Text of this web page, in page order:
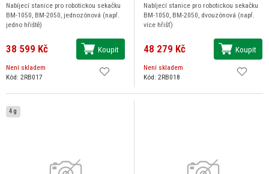
Nabíjecí stanice pro robotickou sekačku
BM-1050, BM-2050, jednozónová (např.
jedno hřiště)
38 599 Kč Koupit
Není skladem
Kód: 2RB017
Nabíjecí stanice pro robotickou sekačku
BM-1050, BM-2050, dvouzónová (např.
více hřišť)
48 279 Kč Koupit
Není skladem
Kód: 2RB018
4 g